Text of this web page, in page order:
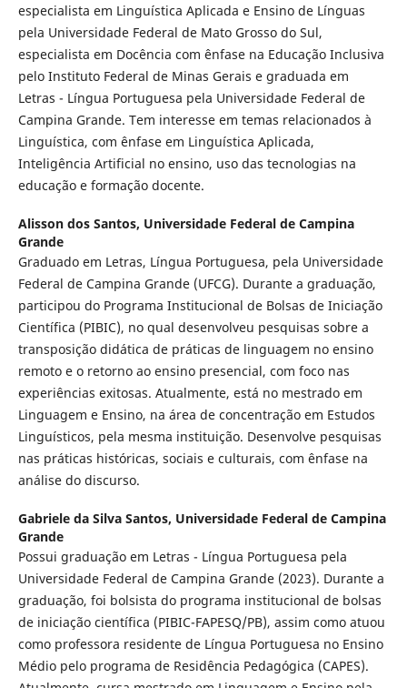
especialista em Linguística Aplicada e Ensino de Línguas
pela Universidade Federal de Mato Grosso do Sul,
especialista em Docência com ênfase na Educação Inclusiva
pelo Instituto Federal de Minas Gerais e graduada em
Letras - Língua Portuguesa pela Universidade Federal de
Campina Grande. Tem interesse em temas relacionados à
Linguística, com ênfase em Linguística Aplicada,
Inteligência Artificial no ensino, uso das tecnologias na
educação e formação docente.
Alisson dos Santos, Universidade Federal de Campina
Grande
Graduado em Letras, Língua Portuguesa, pela Universidade
Federal de Campina Grande (UFCG). Durante a graduação,
participou do Programa Institucional de Bolsas de Iniciação
Científica (PIBIC), no qual desenvolveu pesquisas sobre a
transposição didática de práticas de linguagem no ensino
remoto e o retorno ao ensino presencial, com foco nas
experiências exitosas. Atualmente, está no mestrado em
Linguagem e Ensino, na área de concentração em Estudos
Linguísticos, pela mesma instituição. Desenvolve pesquisas
nas práticas históricas, sociais e culturais, com ênfase na
análise do discurso.
Gabriele da Silva Santos, Universidade Federal de Campina
Grande
Possui graduação em Letras - Língua Portuguesa pela
Universidade Federal de Campina Grande (2023). Durante a
graduação, foi bolsista do programa institucional de bolsas
de iniciação científica (PIBIC-FAPESQ/PB), assim como atuou
como professora residente de Língua Portuguesa no Ensino
Médio pelo programa de Residência Pedagógica (CAPES).